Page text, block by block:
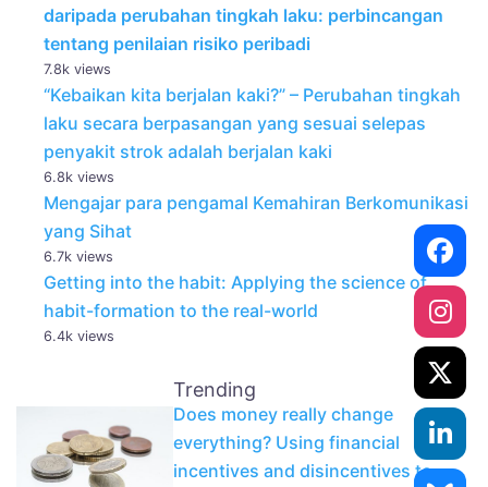
daripada perubahan tingkah laku: perbincangan
tentang penilaian risiko peribadi
7.8k views
“Kebaikan kita berjalan kaki?” – Perubahan tingkah
laku secara berpasangan yang sesuai selepas
penyakit strok adalah berjalan kaki
6.8k views
Mengajar para pengamal Kemahiran Berkomunikasi
yang Sihat
6.7k views
Getting into the habit: Applying the science of
habit-formation to the real-world
6.4k views
Trending
Does money really change
everything? Using financial
incentives and disincentives to